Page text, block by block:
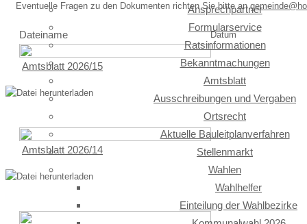
Ansprechpartner
Formularservice
Ratsinformationen
Bekanntmachungen
Amtsblatt
Ausschreibungen und Vergaben
Ortsrecht
Aktuelle Bauleitplanverfahren
Stellenmarkt
Wahlen
Wahlhelfer
Einteilung der Wahlbezirke
Eventuelle Fragen zu den Dokumenten richten Sie bitte an
Dateiname Datum
Amtsblatt 2026/15
Bekanntmachung über die zugelassenen Wahlvorschläge zur
Gemeinderatswahl und Bürgermeisterwahl am 13.09.2026
75 Downloads | Letzte Änderung: 2026-08-03
Amtsblatt 2026/14
2. Änderung der Bekanntmachung über die Zusammensetzung des
Wahlausschusses der Gemeinde Holdorf
57 Downloads | Letzte Änderung: 2026-07-24